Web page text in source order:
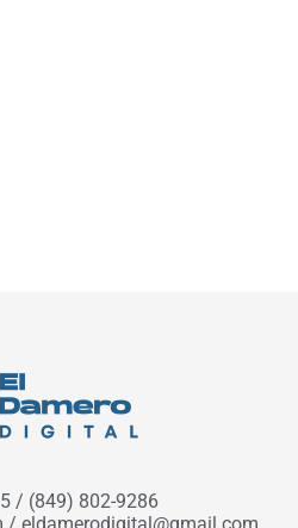
/ (849) 802-9286
eldamerodigital@gmail.com